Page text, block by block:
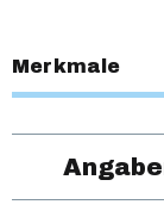
Merkmale